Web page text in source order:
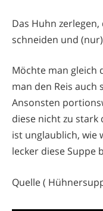
Das Huhn
schneiden und
Möchte man gleich
man den Reis auch
Ansonsten
diese nicht zu stark
ist unglaublich, wie
lecker diese Suppe
Quelle (